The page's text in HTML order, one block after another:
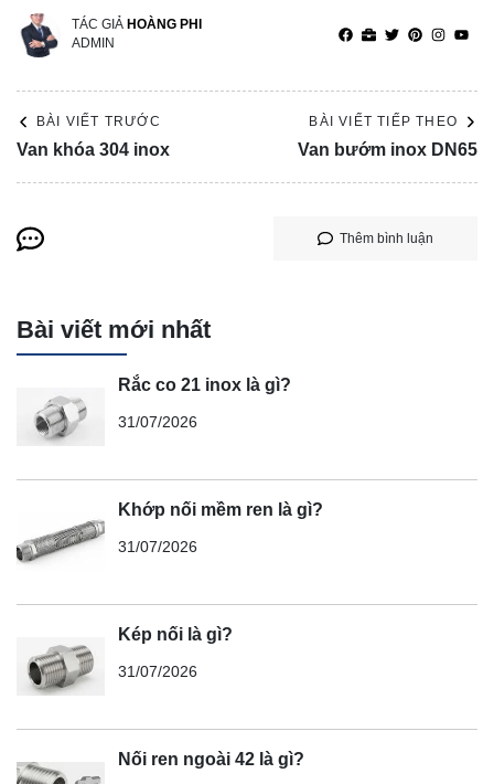
TÁC GIẢ HOÀNG PHI
ADMIN
BÀI VIẾT TRƯỚC
Van khóa 304 inox
BÀI VIẾT TIẾP THEO
Van bướm inox DN65
Thêm bình luận
Bài viết mới nhất
Rắc co 21 inox là gì?
31/07/2026
Khớp nối mềm ren là gì?
31/07/2026
Kép nối là gì?
31/07/2026
Nối ren ngoài 42 là gì?